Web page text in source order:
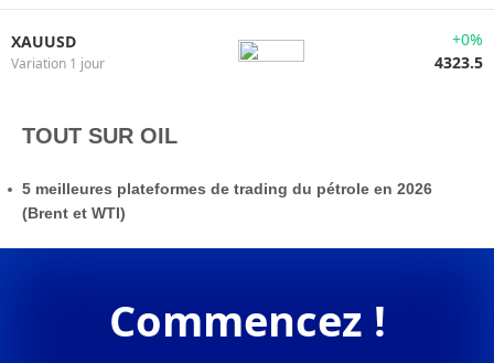
XAUUSD
Variation 1 jour
+0%
4323.5
TOUT SUR OIL
5 meilleures plateformes de trading du pétrole en 2026
(Brent et WTI)
Commencez !